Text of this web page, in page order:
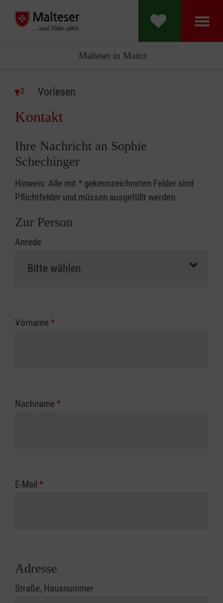
Malteser in Mainz
Vorlesen
Kontakt
Ihre Nachricht an Sophie
Schechinger
Hinweis: Alle mit * gekennzeichneten Felder sind
Pflichtfelder und müssen ausgefüllt werden.
Zur Person
Anrede
Vorname *
Nachname *
E-Mail *
Adresse
Straße, Hausnummer